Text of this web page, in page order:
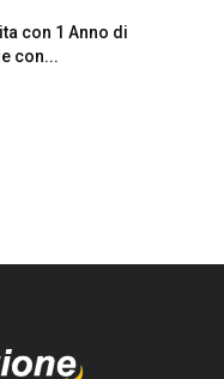
con 1 Anno di
con...